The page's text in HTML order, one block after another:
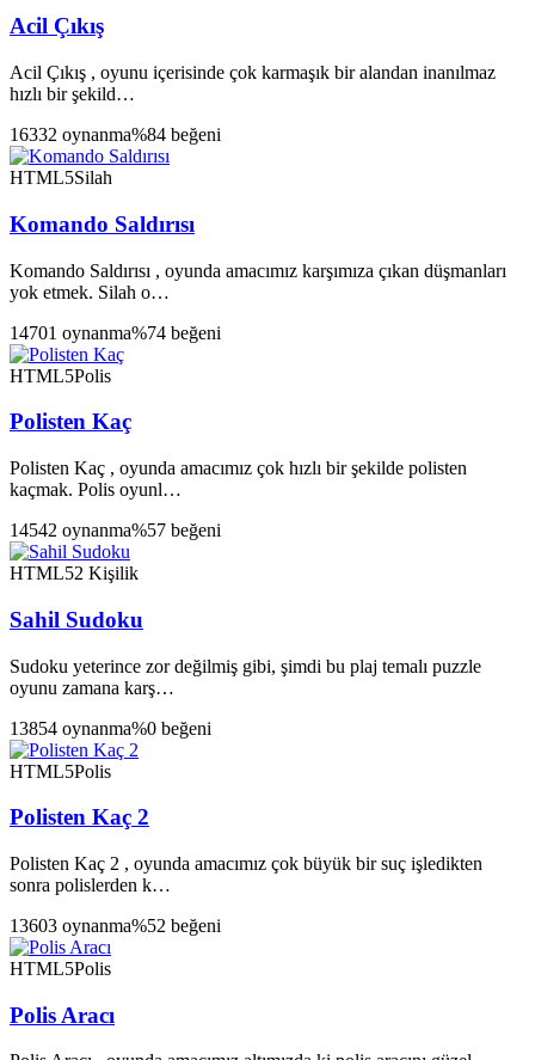
Acil Çıkış
Acil Çıkış , oyunu içerisinde çok karmaşık bir alandan inanılmaz
hızlı bir şekild…
16332 oynanma%84 beğeni
HTML5Silah
Komando Saldırısı
Komando Saldırısı , oyunda amacımız karşımıza çıkan düşmanları
yok etmek. Silah o…
14701 oynanma%74 beğeni
HTML5Polis
Polisten Kaç
Polisten Kaç , oyunda amacımız çok hızlı bir şekilde polisten
kaçmak. Polis oyunl…
14542 oynanma%57 beğeni
HTML52 Kişilik
Sahil Sudoku
Sudoku yeterince zor değilmiş gibi, şimdi bu plaj temalı puzzle
oyunu zamana karş…
13854 oynanma%0 beğeni
HTML5Polis
Polisten Kaç 2
Polisten Kaç 2 , oyunda amacımız çok büyük bir suç işledikten
sonra polislerden k…
13603 oynanma%52 beğeni
HTML5Polis
Polis Aracı